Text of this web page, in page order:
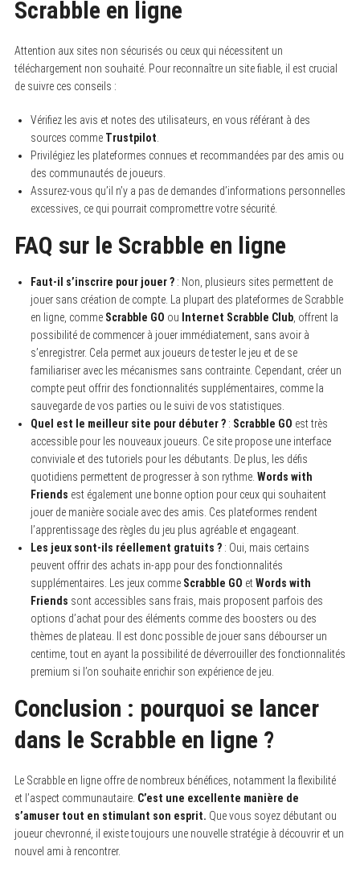
Scrabble en ligne
Attention aux sites non sécurisés ou ceux qui nécessitent un
téléchargement non souhaité. Pour reconnaître un site fiable, il est crucial
de suivre ces conseils :
Vérifiez les avis et notes des utilisateurs, en vous référant à des
sources comme Trustpilot
Privilégiez les plateformes connues et recommandées par des amis ou
des communautés de joueurs.
Assurez-vous qu’il n’y a pas de demandes d’informations personnelles
excessives, ce qui pourrait compromettre votre sécurité.
FAQ sur le Scrabble en ligne
Faut-il s’inscrire pour jouer ?: Non, plusieurs sites permettent de
jouer sans création de compte. La plupart des plateformes de Scrabble
en ligne, comme Scrabble GO ou Internet Scrabble Club, offrent la
possibilité de commencer à jouer immédiatement, sans avoir à
s’enregistrer. Cela permet aux joueurs de tester le jeu et de se
familiariser avec les mécanismes sans contrainte. Cependant, créer un
compte peut offrir des fonctionnalités supplémentaires, comme la
sauvegarde de vos parties ou le suivi de vos statistiques.
Quel est le meilleur site pour débuter ?: Scrabble GO est très
accessible pour les nouveaux joueurs. Ce site propose une interface
conviviale et des tutoriels pour les débutants. De plus, les défis
quotidiens permettent de progresser à son rythme. Words with
Friends est également une bonne option pour ceux qui souhaitent
jouer de manière sociale avec des amis. Ces plateformes rendent
l’apprentissage des règles du jeu plus agréable et engageant.
Les jeux sont-ils réellement gratuits ?: Oui, mais certains
peuvent offrir des achats in-app pour des fonctionnalités
supplémentaires. Les jeux comme Scrabble GO etWords with
Friends sont accessibles sans frais, mais proposent parfois des
options d’achat pour des éléments comme des boosters ou des
thèmes de plateau. Il est donc possible de jouer sans débourser un
centime, tout en ayant la possibilité de déverrouiller des fonctionnalités
premium si l’on souhaite enrichir son expérience de jeu.
Conclusion : pourquoi se lancer
dans le Scrabble en ligne ?
Le Scrabble en ligne offre de nombreux bénéfices, notamment la flexibilité
et l’aspect communautaire. C’est une excellente manière de
s’amuser tout en stimulant son esprit. Que vous soyez débutant ou
joueur chevronné, il existe toujours une nouvelle stratégie à découvrir et un
nouvel ami à rencontrer.